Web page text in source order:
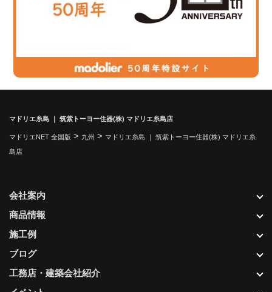
マドリエ糸島 ｜ 筑紫トーヨー住器(株) マドリエ糸島店
マドリエNET 全国版 > 九州 > マドリエ糸島 ｜ 筑紫トーヨー住器(株) マドリエ糸
島店
会社案内
商品情報
施工例
ブログ
工務店・建築会社紹介